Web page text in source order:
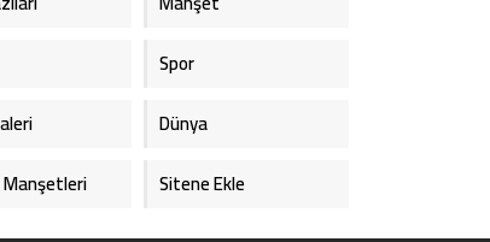
Spor
Dünya
Sitene Ekle